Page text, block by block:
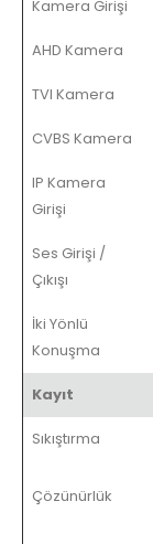
Kamera Girişi
AHD Kamera
TVI Kamera
CVBS Kamera
IP Kamera
Girişi
Ses Girişi /
Çıkışı
İki Yönlü
Konuşma
Kayıt
Sıkıştırma
Çözünürlük